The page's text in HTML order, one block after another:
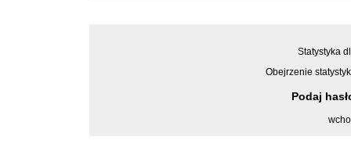
Statystyka
Obejrzenie
Podaj